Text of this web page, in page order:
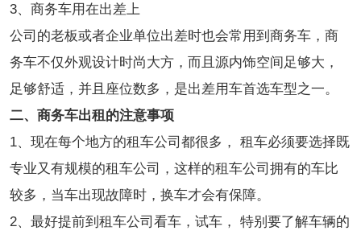
3、商务车用在出差上
公司的老板或者企业单位出差时也会常用到商务车，商
务车不仅外观设计时尚大方，而且源内饰空间足够大，
足够舒适，并且座位数多，是出差用车首选车型之一。
二、商务车出租的注意事项
1、现在每个地方的租车公司都很多， 租车必须要选择既
专业又有规模的租车公司，这样的租车公司拥有的车比
较多，当车出现故障时，换车才会有保障。
2、最好提前到租车公司看车，试车， 特别要了解车辆的